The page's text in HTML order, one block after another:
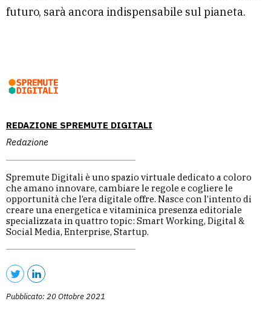
REDAZIONE SPREMUTE DIGITALI
Redazione
Spremute Digitali è uno spazio virtuale dedicato a coloro
che amano innovare, cambiare le regole e cogliere le
opportunità che l’era digitale offre. Nasce con l’intento di
creare una energetica e vitaminica presenza editoriale
specializzata in quattro topic: Smart Working, Digital &
Social Media, Enterprise, Startup.
Pubblicato: 20 Ottobre 2021
futuro, sarà ancora indispensabile sul pianeta.